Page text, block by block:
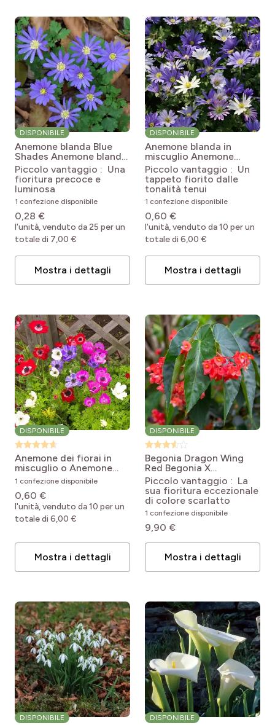
DISPONIBILE
Anemone blanda Blue
Shades Anemone blanda
Blue Shades
Piccolo vantaggio : Una
fioritura precoce e
luminosa
1 confezione disponibile
0,28 €
l'unità, venduto da 25 per un
totale di 7,00 €
Mostra i dettagli
DISPONIBILE
Anemone blanda in
miscuglio Anemone
blanda Mix
Piccolo vantaggio : Un
tappeto fiorito dalle
tonalità tenui
1 confezione disponibile
0,60 €
l'unità, venduto da 10 per un
totale di 6,00 €
Mostra i dettagli
DISPONIBILE
Anemone dei fiorai in
miscuglio o Anemone
coronaria Anemone
coronaria Mix
1 confezione disponibile
0,60 €
l'unità, venduto da 10 per un
totale di 6,00 €
Mostra i dettagli
DISPONIBILE
Begonia Dragon Wing
Red Begonia X
semperflorens Dragon
Wing® rouge
Piccolo vantaggio : La
sua fioritura eccezionale
di colore scarlatto
1 confezione disponibile
9,90 €
Mostra i dettagli
DISPONIBILE DISPONIBILE